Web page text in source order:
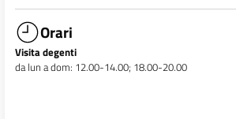
Orari
Visita degenti
da lun a dom: 12.00-14.00; 18.00-20.00